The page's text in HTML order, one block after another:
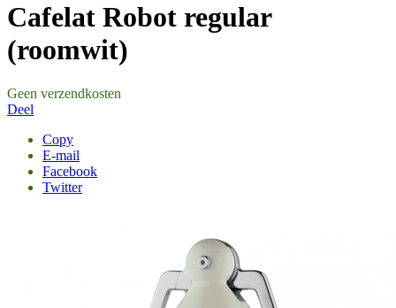
Cafelat Robot regular
(roomwit)
Geen verzendkosten
Deel
Copy
E-mail
Facebook
Twitter